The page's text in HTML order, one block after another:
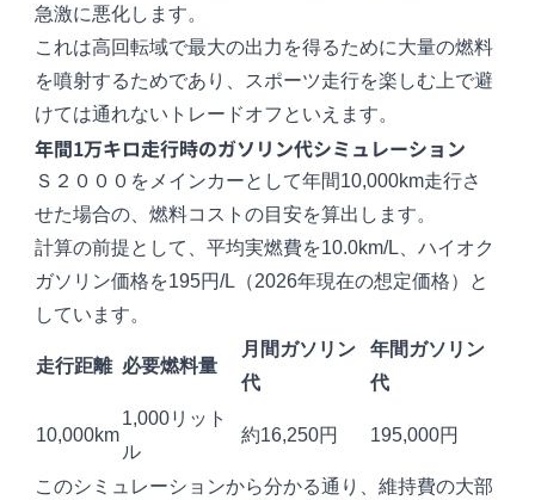
急激に悪化します。
これは高回転域で最大の出力を得るために大量の燃料
を噴射するためであり、スポーツ走行を楽しむ上で避
けては通れないトレードオフといえます。
年間1万キロ走行時のガソリン代シミュレーション
Ｓ２０００をメインカーとして年間10,000km走行さ
せた場合の、燃料コストの目安を算出します。
計算の前提として、平均実燃費を10.0km/L、ハイオク
ガソリン価格を195円/L（2026年現在の想定価格）と
しています。
走行距離 必要燃料量
月間ガソリン
代
年間ガソリン
代
10,000km
1,000リット
ル
約16,250円 195,000円
このシミュレーションから分かる通り、維持費の大部